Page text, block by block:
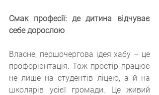
Смак професії: де дитина відчуває
себе дорослою
Власне, першочергова ідея хабу – це
профорієнтація. Тож простір працює
не лише на студентів ліцею, а й на
школярів усієї громади. Це живий